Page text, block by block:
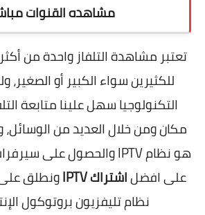
مشاهده القنوات
تعتبر مشاهدة التلفاز واحدة من
للكثيرين سواء الكبير أو
التكنولوجيا سهل علينا متابعة
مكان ومن خلال العديد من الوسائل،
هو نظامIPTVوالحصول على
على افضلاشتراكIPTVونطلق
نظام تليفزيون بروتوكول